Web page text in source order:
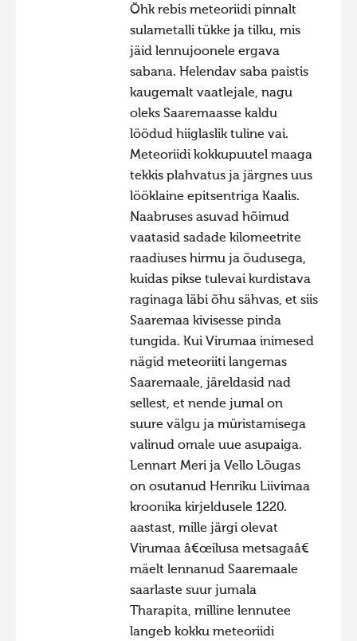
Õhk rebis meteoriidi pinnalt
sulametalli tükke ja tilku, mis
jäid lennujoonele ergava
sabana. Helendav saba paistis
kaugemalt vaatlejale, nagu
oleks Saaremaasse kaldu
löödud hiiglaslik tuline vai.
Meteoriidi kokkupuutel maaga
tekkis plahvatus ja järgnes uus
lööklaine epitsentriga Kaalis.
Naabruses asuvad hõimud
vaatasid sadade kilomeetrite
raadiuses hirmu ja õudusega,
kuidas pikse tulevai kurdistava
raginaga läbi õhu sähvas, et siis
Saaremaa kivisesse pinda
tungida. Kui Virumaa inimesed
nägid meteoriiti langemas
Saaremaale, järeldasid nad
sellest, et nende jumal on
suure välgu ja müristamisega
valinud omale uue asupaiga.
Lennart Meri ja Vello Lõugas
on osutanud Henriku Liivimaa
kroonika kirjeldusele 1220.
aastast, mille järgi olevat
Virumaa â€œilusa metsagaâ€
mäelt lennanud Saaremaale
saarlaste suur jumala
Tharapita, milline lennutee
langeb kokku meteoriidi